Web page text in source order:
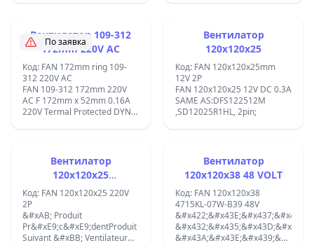
92x92mm;
&#x431;&#x43E;&#x43B;&#x442;;
&#x441;
&#x435;&#x43A;&#x440;&#x430;&#x43D;
EMI; A: 92mm; &#x412;:
82,5mm ;
По заявка
Вентилатор 109-312
172mm 220V AC
Код: FAN 172mm ring 109-
312 220V AC
FAN 109-312 172mm 220V
AC F 172mm x 52mm 0.16A
220V Termal Protected DYNA
Вентилатор
120x120x25
Код: FAN 120x120x25mm
12V 2P
FAN 120x120x25 12V DC 0.3A
SAME AS:DFS122512M
,SD12025R1HL, 2pin;
Вентилатор
120x120x25
FD1225A2HBL/Q
Код: FAN 120x120x25 220V
2P
&#xAB; Produit
Pr&#xE9;c&#xE9;dentProduit
Suivant &#xBB; Ventilateur
Вентилатор
120x120x38 48 VOLT
Код: FAN 120x120x38
4715KL-07W-B39 48V
&#x422;&#x43E;&#x437;&#x438;